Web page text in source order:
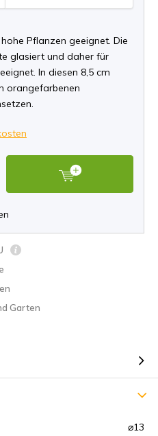
Pflanzen geeignet. Die
glasiert und daher für
In diesen 8,5 cm
orangefarbenen
Garten
⌀13